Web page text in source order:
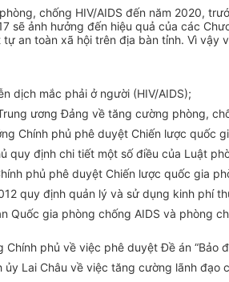
chống HIV/AIDS đến năm 2020,
ảnh hưởng đến hiệu quả của các
an toàn xã hội trên địa bàn tỉnh. Vì vậy
dịch mắc phải ở người (HIV/AIDS);
ương Đảng về tăng cường phòng,
Chính phủ phê duyệt Chiến lược quốc
quy định chi tiết một số điều của Luật
hính phủ phê duyệt Chiến lược quốc gia
quy định quản lý và sử dụng kinh phí
Quốc gia phòng chống AIDS và phòng
phủ về việc phê duyệt Đề án “Bảo
ủy Lai Châu về việc tăng cường lãnh đạo